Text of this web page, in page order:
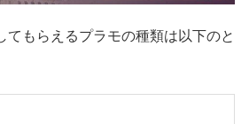
てもらえるプラモの種類は以下のと